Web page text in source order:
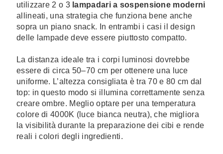
utilizzare 2 o 3 lampadari a sospensione moderni
allineati, una strategia che funziona bene anche
sopra un piano snack. In entrambi i casi il design
delle lampade deve essere piuttosto compatto.
La distanza ideale tra i corpi luminosi dovrebbe
essere di circa 50–70 cm per ottenere una luce
uniforme. L’altezza consigliata è tra 70 e 80 cm dal
top: in questo modo si illumina correttamente senza
creare ombre. Meglio optare per una temperatura
colore di 4000K (luce bianca neutra), che migliora
la visibilità durante la preparazione dei cibi e rende
reali i colori degli ingredienti.